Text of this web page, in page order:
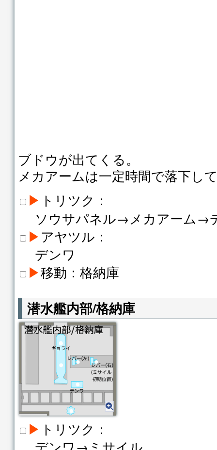
ブドウが出てくる。
メカアームは一定時間で落下し
▶ トリツク：
ソウサパネル→メカアーム→
▶アヤツル：
デンワ
▶移動：格納庫
潜水艦内部/格納庫
▶ トリツク：